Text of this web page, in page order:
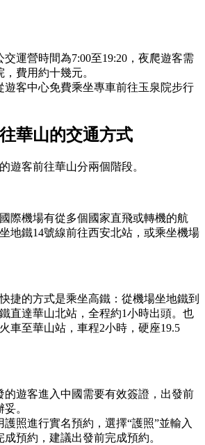
運營時間為7:00至19:20，夜爬遊客需
費用約十幾元。
遊客中心免費乘坐專車前往玉泉院步行
華山的交通方式
遊客前往華山分兩個階段。
際機場有從多個國家直飛或轉機的航
地鐵14號線前往西安北站，或乘坐機場
捷的方式是乘坐高鐵：從機場坐地鐵到
直達華山北站，全程約1小時出頭。也
車至華山站，車程2小時，硬座19.5
的遊客進入中國需要有效簽證，出發前
。
照進行實名預約，選擇“護照”並輸入
預約，建議出發前完成預約。